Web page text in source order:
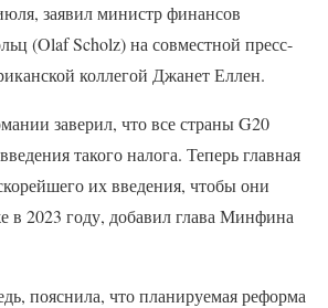
заявил министр финансов
(Olaf Scholz) на совместной пресс-
коллегой Джанет Еллен.
заверил, что все страны G20
такого налога. Теперь главная
их введения, чтобы они
в 2023 году, добавил глава Минфина
пояснила, что планируемая реформа